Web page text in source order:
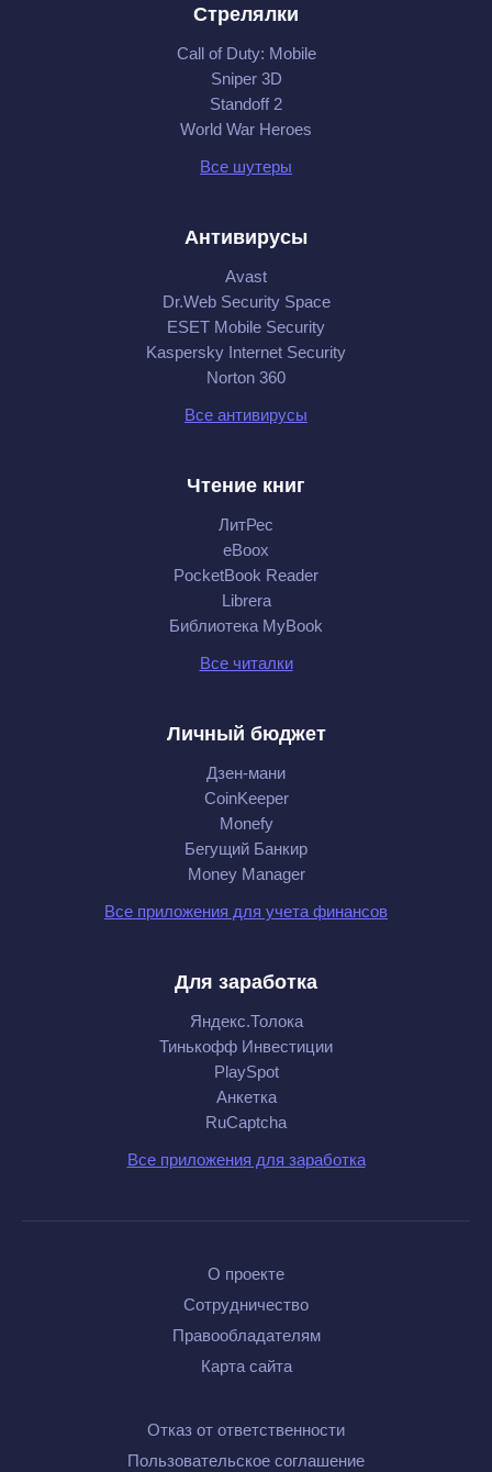
Стрелялки
Call of Duty: Mobile
Sniper 3D
Standoff 2
World War Heroes
Все шутеры
Антивирусы
Avast
Dr.Web Security Space
ESET Mobile Security
Kaspersky Internet Security
Norton 360
Все антивирусы
Чтение книг
ЛитРес
eBoox
PocketBook Reader
Librera
Библиотека MyBook
Все читалки
Личный бюджет
Дзен-мани
CoinKeeper
Monefy
Бегущий Банкир
Money Manager
Все приложения для учета финансов
Для заработка
Яндекс.Толока
Тинькофф Инвестиции
PlaySpot
Анкетка
RuCaptcha
Все приложения для заработка
О проекте
Сотрудничество
Правообладателям
Карта сайта
Отказ от ответственности
Пользовательское соглашение